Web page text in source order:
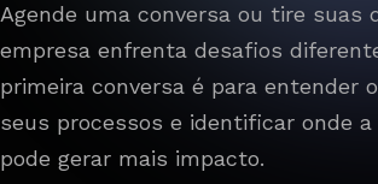
Agende uma conversa ou tire suas
empresa enfrenta desafios
primeira conversa é para entender
seus processos e identificar onde
pode gerar mais impacto.